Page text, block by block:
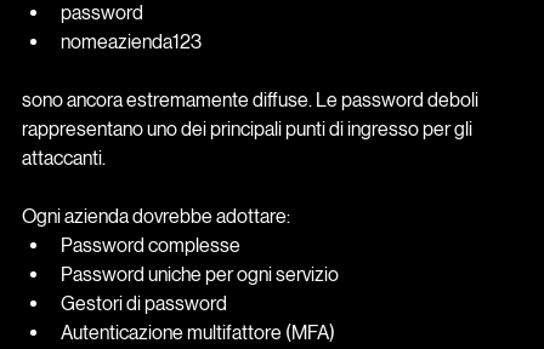
password
nomeazienda123
sono ancora estremamente diffuse. Le password deboli
rappresentano uno dei principali punti di ingresso per gli
attaccanti.
Ogni azienda dovrebbe adottare:
Password complesse
Password uniche per ogni servizio
Gestori di password
Autenticazione multifattore (MFA)